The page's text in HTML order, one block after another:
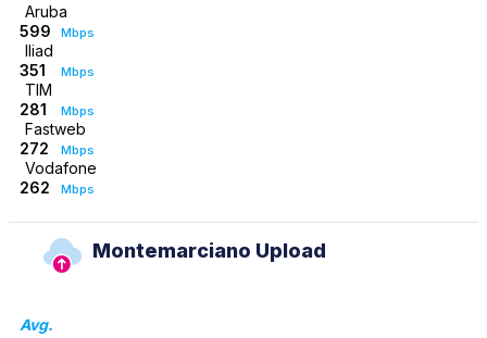
Aruba
599
Mbps
Iliad
351
Mbps
TIM
281
Mbps
Fastweb
272
Mbps
Vodafone
262
Mbps
Montemarciano Upload
Avg.